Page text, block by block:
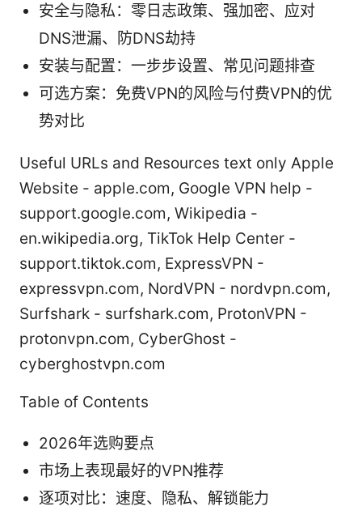
安全与隐私：零日志政策、强加密、应对
DNS泄漏、防DNS劫持
安装与配置：一步步设置、常见问题排查
可选方案：免费VPN的风险与付费VPN的优
势对比
Useful URLs and Resources text only Apple
Website - apple.com, Google VPN help -
support.google.com, Wikipedia -
en.wikipedia.org, TikTok Help Center -
support.tiktok.com, ExpressVPN -
expressvpn.com, NordVPN - nordvpn.com,
Surfshark - surfshark.com, ProtonVPN -
protonvpn.com, CyberGhost -
cyberghostvpn.com
Table of Contents
2026年选购要点
市场上表现最好的VPN推荐
逐项对比：速度、隐私、解锁能力